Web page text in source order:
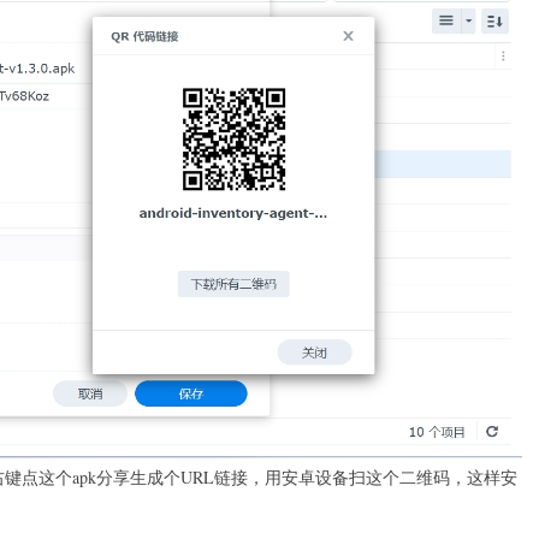
点这个apk分享生成个URL链接，用安卓设备扫这个二维码，这样安